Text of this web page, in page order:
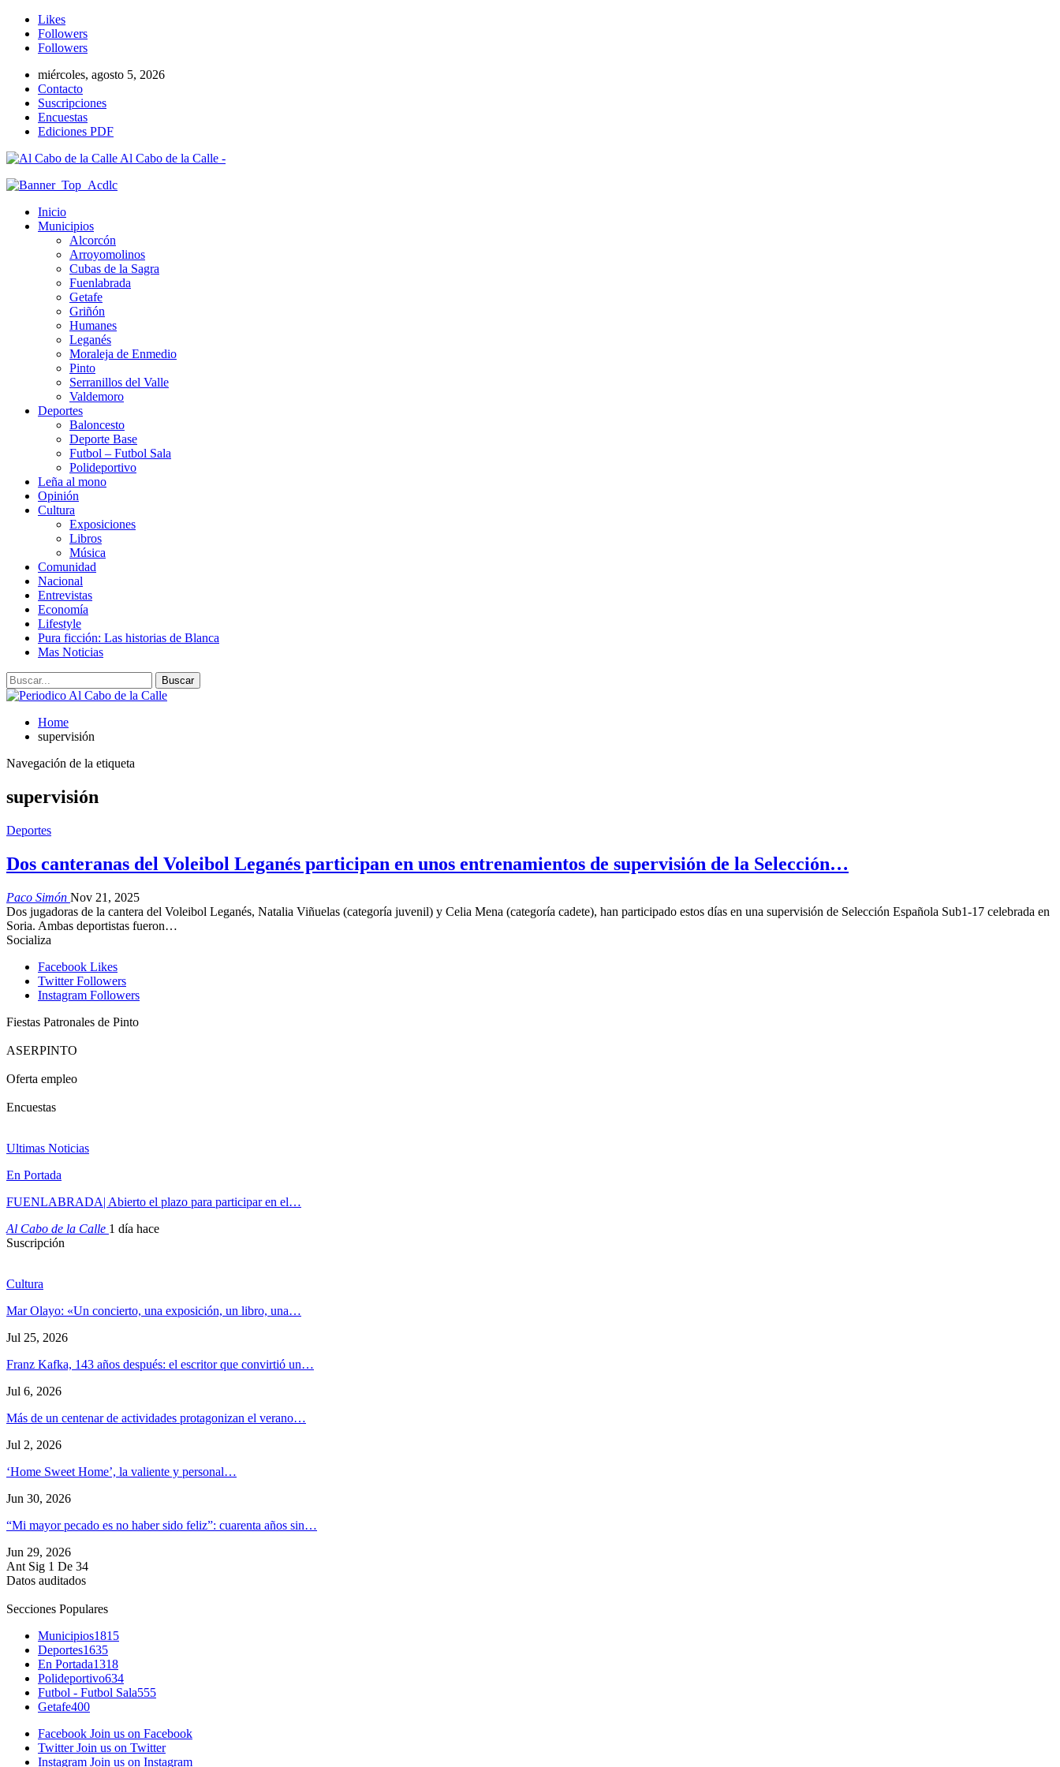
Likes
Followers
Followers
miércoles, agosto 5, 2026
Contacto
Suscripciones
Encuestas
Ediciones PDF
Al Cabo de la Calle -
Inicio
Municipios
Alcorcón
Arroyomolinos
Cubas de la Sagra
Fuenlabrada
Getafe
Griñón
Humanes
Leganés
Moraleja de Enmedio
Pinto
Serranillos del Valle
Valdemoro
Deportes
Baloncesto
Deporte Base
Futbol – Futbol Sala
Polideportivo
Leña al mono
Opinión
Cultura
Exposiciones
Libros
Música
Comunidad
Nacional
Entrevistas
Economía
Lifestyle
Pura ficción: Las historias de Blanca
Mas Noticias
Home
supervisión
Navegación de la etiqueta
supervisión
Deportes
Dos canteranas del Voleibol Leganés participan en unos entrenamientos de supervisión de la Selección…
Paco Simón Nov 21, 2025
Dos jugadoras de la cantera del Voleibol Leganés, Natalia Viñuelas (categoría juvenil) y Celia Mena (categoría cadete), han participado estos días en una supervisión de Selección Española Sub1-17 celebrada en
Soria. Ambas deportistas fueron…
Socializa
Facebook Likes
Twitter Followers
Instagram Followers
Fiestas Patronales de Pinto
ASERPINTO
Oferta empleo
Encuestas
Ultimas Noticias
En Portada
FUENLABRADA| Abierto el plazo para participar en el…
Al Cabo de la Calle 1 día hace
Suscripción
Cultura
Mar Olayo: «Un concierto, una exposición, un libro, una…
Jul 25, 2026
Franz Kafka, 143 años después: el escritor que convirtió un…
Jul 6, 2026
Más de un centenar de actividades protagonizan el verano…
Jul 2, 2026
‘Home Sweet Home’, la valiente y personal…
Jun 30, 2026
“Mi mayor pecado es no haber sido feliz”: cuarenta años sin…
Jun 29, 2026
Ant Sig 1 De 34
Datos auditados
Secciones Populares
Municipios1815
Deportes1635
En Portada1318
Polideportivo634
Futbol - Futbol Sala555
Getafe400
Facebook Join us on Facebook
Twitter Join us on Twitter
Instagram Join us on Instagram